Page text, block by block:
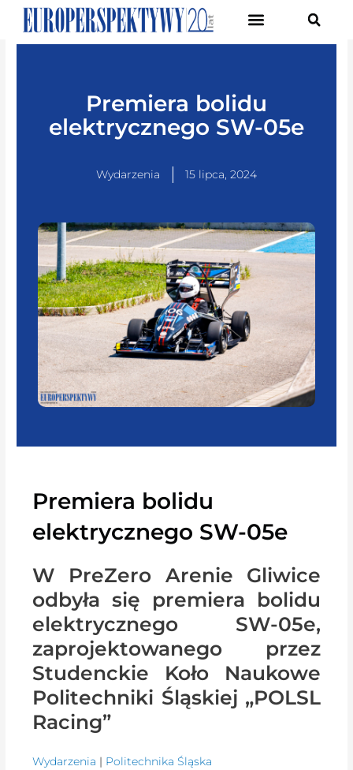
Premiera bolidu
elektrycznego SW-05e
Wydarzenia 15 lipca, 2024
Premiera bolidu
elektrycznego SW-05e
W PreZero Arenie Gliwice
odbyła się premiera bolidu
elektrycznego SW-05e,
zaprojektowanego przez
Studenckie Koło Naukowe
Politechniki Śląskiej „POLSL
Racing”
Wydarzenia | Politechnika Śląska